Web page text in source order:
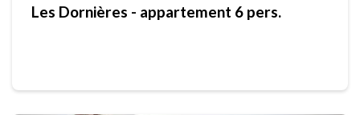
Les Dornières - appartement 6 pers.